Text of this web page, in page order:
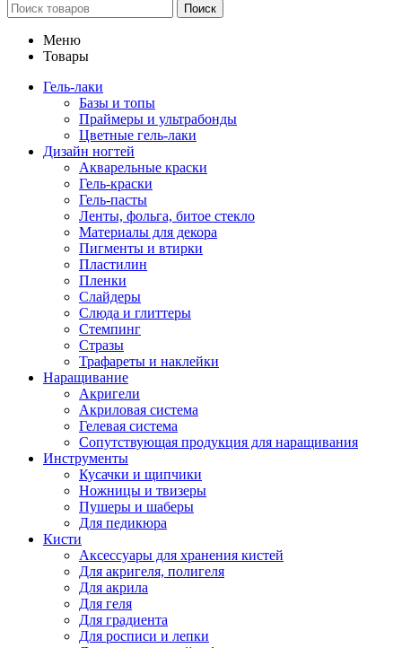
Поиск
Меню
Товары
Гель-лаки
Базы и топы
Праймеры и ультрабонды
Цветные гель-лаки
Дизайн ногтей
Акварельные краски
Гель-краски
Гель-пасты
Ленты, фольга, битое стекло
Материалы для декора
Пигменты и втирки
Пластилин
Пленки
Слайдеры
Слюда и глиттеры
Стемпинг
Стразы
Трафареты и наклейки
Наращивание
Акригели
Акриловая система
Гелевая система
Сопутствующая продукция для наращивания
Инструменты
Кусачки и щипчики
Ножницы и твизеры
Пушеры и шаберы
Для педикюра
Кисти
Аксессуары для хранения кистей
Для акригеля, полигеля
Для акрила
Для геля
Для градиента
Для росписи и лепки